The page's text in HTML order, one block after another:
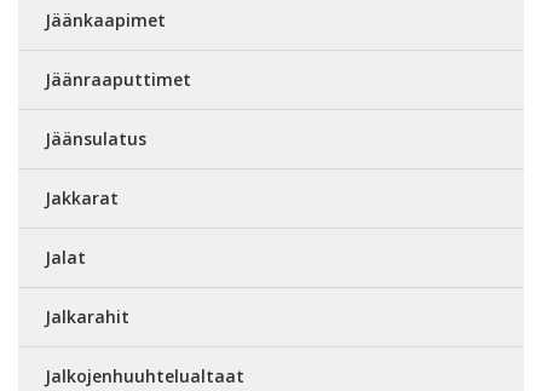
Jäänkaapimet
Jäänraaputtimet
Jäänsulatus
Jakkarat
Jalat
Jalkarahit
Jalkojenhuuhtelualtaat